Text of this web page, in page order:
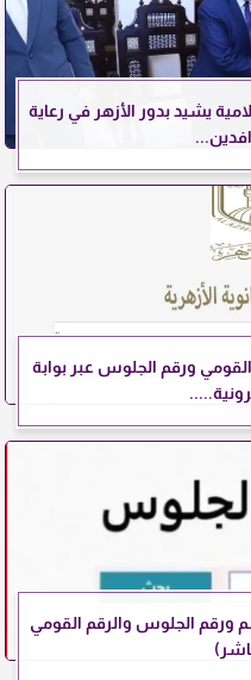
يشيد بدور الأزهر في رعاية
الأزهرية 2026 بالرقم القومي ورقم الجلوس عبر بوابة
الأزهرية 2026 .. بالاسم ورقم الجلوس والرقم القومي